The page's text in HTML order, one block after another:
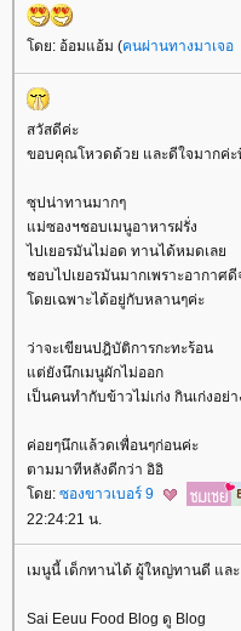
ดย: อ้อมแอ้ม (คนผ่านทางมาเจอ
สวัสดีค่ะ
ขอบคุณโหวดด้วย และดีใจมากค่ะ
ซุปน่าทานมากๆ
ม่ซองฯชอบเมนูอาหารฝรั่ง
ไปเยอรมันไม่อด ทานได้หมดเล
ชอบไปเยอรมันมากเพราะอากาศดี
ดยเฉพาะได้อยู่กับหลานๆค่ะ
ว่าจะเขียนปฎิบัติการกะทะร้อน
ต่ยังนึกเมนูผักไม่ออก
เป็นคนทำกับข้าวไม่เก่ง กินเก่งอย่า
ค่อยๆนึกแล้วดเพื่อนๆก่อนค่ะ
ตามมาทีหลังดีกว่า อิอิ
ดย: ซองขาวเบอร์ 9
22:24:21 น.
เมนูนี้ เด็กทานได้ ผู้ใหญ่ทานดี แล
Sai Eeuu Food Blog ดู Blog